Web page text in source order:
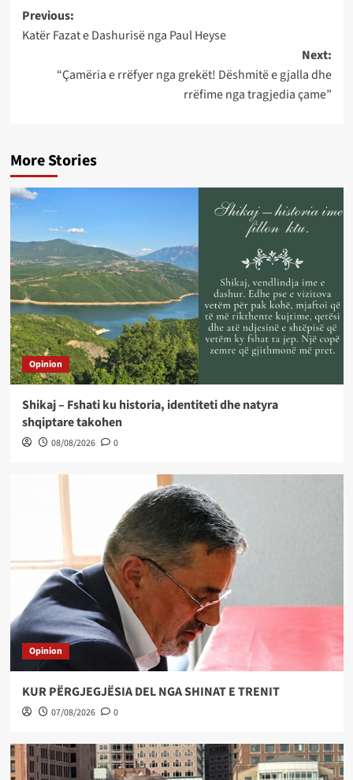
Post
navigation
Previous:
Katër Fazat e Dashurisë nga Paul Heyse
Next:
“Çamëria e rrëfyer nga grekët! Dëshmitë e gjalla dhe
rrëfime nga tragjedia çame”
More Stories
Opinion
Shikaj – Fshati ku historia, identiteti dhe natyra
shqiptare takohen
08/08/2026 0
Opinion
KUR PËRGJEGJËSIA DEL NGA SHINAT E TRENIT
07/08/2026 0